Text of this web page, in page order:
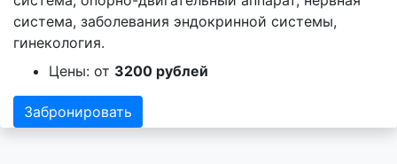
система, заболевания эндокринной системы,
гинекология.
Цены: от 3200 рублей
Забронировать